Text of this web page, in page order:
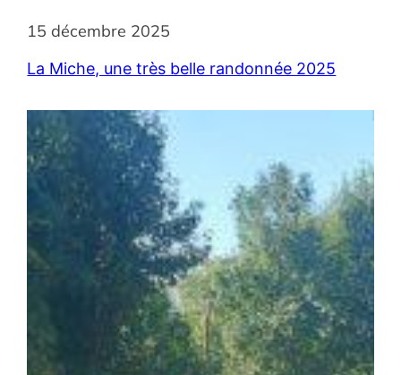
15 décembre 2025
La Miche, une très belle randonnée 2025